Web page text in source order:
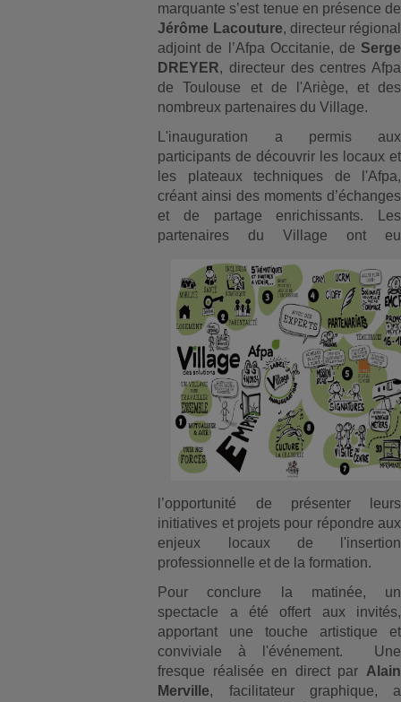
marquante s’est tenue en présence de
Jérôme Lacouture, directeur régional
adjoint de l’Afpa Occitanie, de Serge
DREYER, directeur des centres Afpa
de Toulouse et de l'Ariège, et des
nombreux partenaires du Village.
L'inauguration a permis aux
participants de découvrir les locaux et
les plateaux techniques de l'Afpa,
créant ainsi des moments d’échanges
et de partage enrichissants. Les
partenaires du Village ont eu
l’opportunité de présenter leurs
initiatives et projets pour répondre aux
enjeux locaux de l'insertion
professionnelle et de la formation.
Pour conclure la matinée, un
spectacle a été offert aux invités,
apportant une touche artistique et
conviviale à l'événement. Une
fresque réalisée en direct par Alain
Merville, facilitateur graphique, a